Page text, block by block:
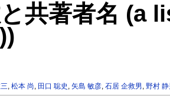
共著者名 (a
,松本 尚, 田口 聡史 ,矢島 敏彦,石居 企救男,野村